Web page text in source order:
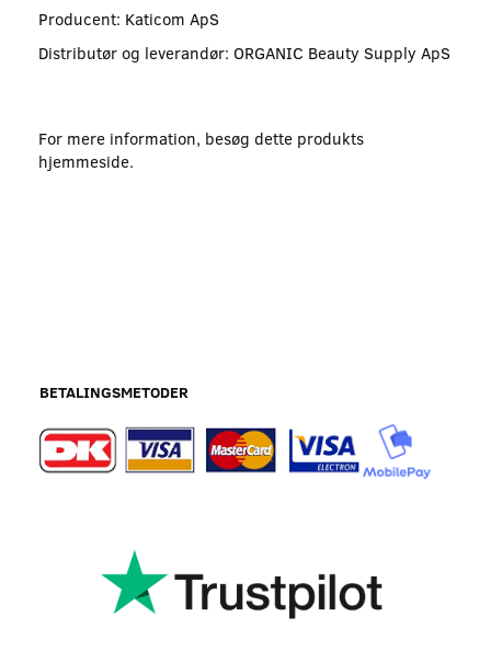
Producent: Katicom ApS
Distributør og leverandør: ORGANIC Beauty Supply ApS
For mere information, besøg dette produkts
hjemmeside.
BETALINGSMETODER